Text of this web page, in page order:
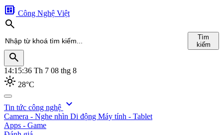
developer_board Công Nghệ Việt
search
Tìm
kiếm
search
14:15:37 Th 7 08 thg 8
light_mode 28°C
search
Tin tức công nghệ expand_more
Camera - Nghe nhìn Di động Máy tính - Tablet
Apps - Game